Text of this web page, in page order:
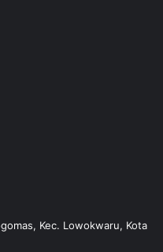
Kec. Lowokwaru, Kota